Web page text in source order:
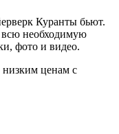
Куранты бьют.
всю необходимую
фото и видео.
ценам с